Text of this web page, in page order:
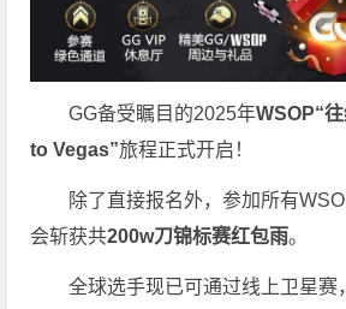
GG备受瞩目的2025年WSOP“
to Vegas”旅程正式开启！
除了直接报名外，参加所有
会斩获共200w刀锦标赛红包雨。
全球选手现已可通过线上卫星赛